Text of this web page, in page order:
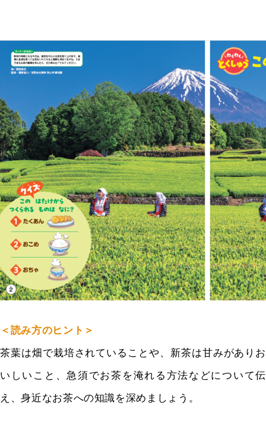
＜読み方のヒント＞
茶葉は畑で栽培されていることや、新茶は甘みがありお
いしいこと、急須でお茶を淹れる方法などについて伝
え、身近なお茶への知識を深めましょう。